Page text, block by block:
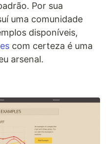
Por sua
uma comunidade
disponíveis,
com certeza é uma
arsenal.